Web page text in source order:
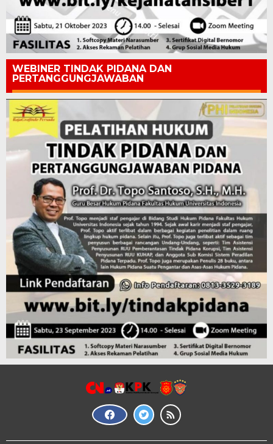
WEBINER TINDAK PIDANA DAN
PERTANGGUNGJAWABAN